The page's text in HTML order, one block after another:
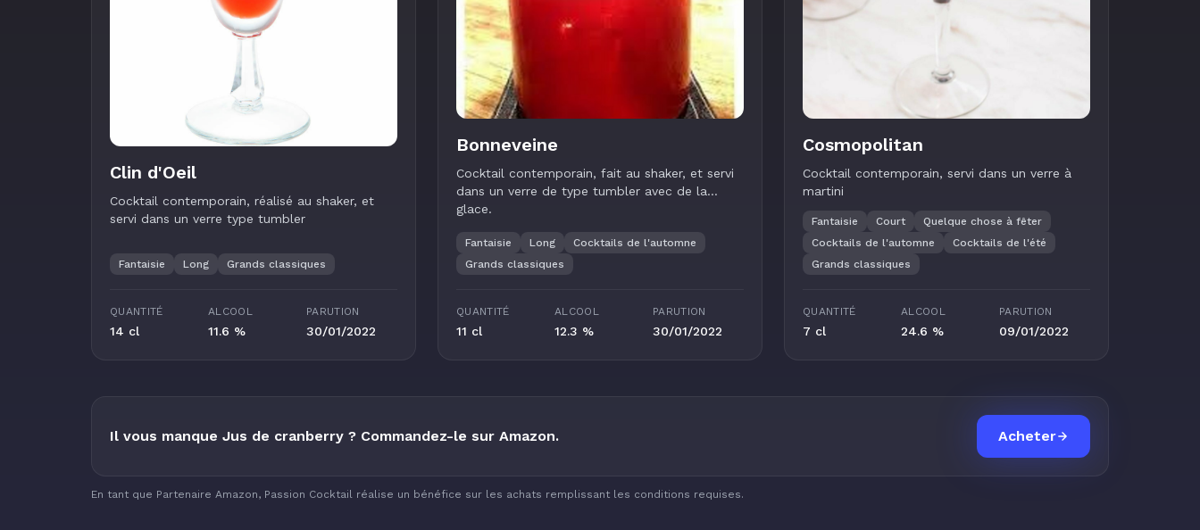
Clin d'Oeil
Cocktail contemporain, réalisé au shaker, et
servi dans un verre type tumbler
Fantaisie Long Grands classiques
QUANTITÉ
14 cl
ALCOOL
11.6 %
PARUTION
30/01/2022
Bonneveine
Cocktail contemporain, fait au shaker, et servi
dans un verre de type tumbler avec de la
glace.
Fantaisie Long
Cocktails de l'automne
Grands classiques
QUANTITÉ
11 cl
ALCOOL
12.3 %
PARUTION
30/01/2022
Cosmopolitan
Cocktail contemporain, servi dans un verre à
martini
Fantaisie Court
Quelque chose à fêter
Cocktails de l'automne
Cocktails de l'été
Grands classiques
QUANTITÉ
7 cl
ALCOOL
24.6 %
PARUTION
09/01/2022
Il vous manque Jus de cranberry ? Commandez-le sur Amazon. Acheter
En tant que Partenaire Amazon, Passion Cocktail réalise un bénéfice sur les achats remplissant les conditions requises.